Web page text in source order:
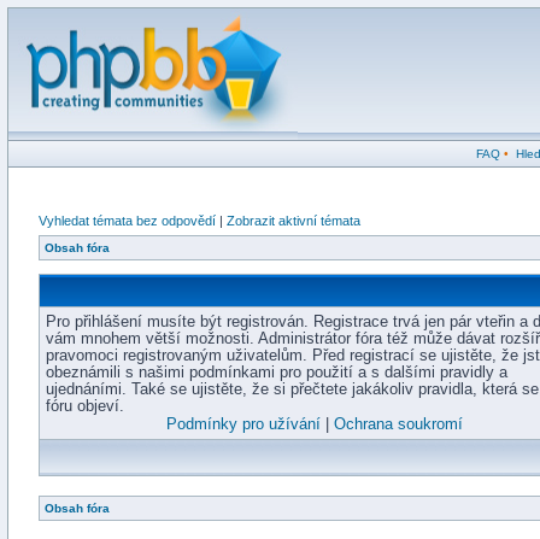
FAQ•
Vyhledat témata bez odpovědí | Zobrazit aktivní témata
Obsah fóra
Pro přihlášení musíte být registrován. Registrace trvá jen pár vteřin a
vám mnohem větší možnosti. Administrátor fóra též může dávat
pravomoci registrovaným uživatelům. Před registrací se ujistěte, že
obeznámili s našimi podmínkami pro použití a s dalšími pravidly a
ujednáními. Také se ujistěte, že si přečtete jakákoliv pravidla, která
fóru objeví.
Podmínky pro užívání
Ochrana soukromí
Obsah fóra